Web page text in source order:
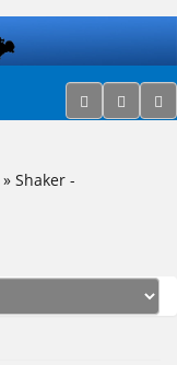
» Shaker -